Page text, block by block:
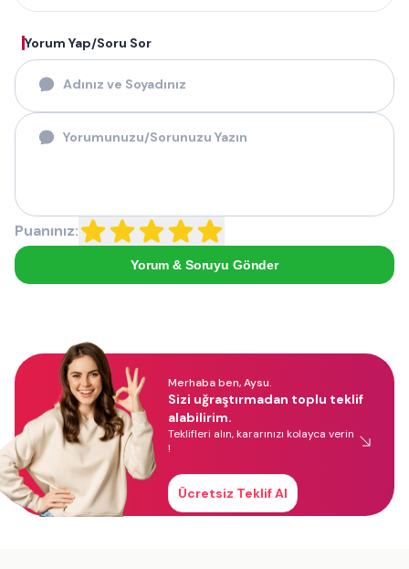
Yorum Yap/Soru Sor
Puanınız:
Yorum & Soruyu Gönder
Merhaba ben, Aysu.
Sizi uğraştırmadan toplu teklif
alabilirim.
Teklifleri alın, kararınızı kolayca verin
!
Ücretsiz Teklif Al